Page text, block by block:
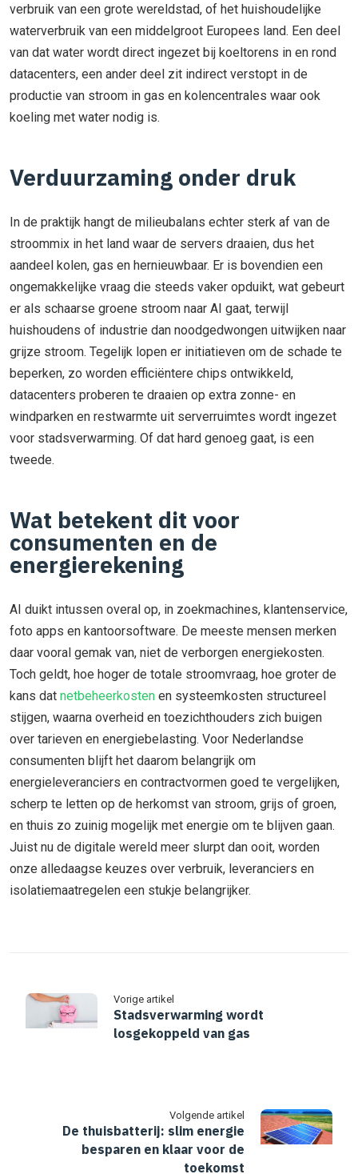
verbruik van een grote wereldstad, of het huishoudelijke
waterverbruik van een middelgroot Europees land. Een deel
van dat water wordt direct ingezet bij koeltorens in en rond
datacenters, een ander deel zit indirect verstopt in de
productie van stroom in gas en kolencentrales waar ook
koeling met water nodig is.
Verduurzaming onder druk
In de praktijk hangt de milieubalans echter sterk af van de
stroommix in het land waar de servers draaien, dus het
aandeel kolen, gas en hernieuwbaar. Er is bovendien een
ongemakkelijke vraag die steeds vaker opduikt, wat gebeurt
er als schaarse groene stroom naar AI gaat, terwijl
huishoudens of industrie dan noodgedwongen uitwijken naar
grijze stroom. Tegelijk lopen er initiatieven om de schade te
beperken, zo worden efficiëntere chips ontwikkeld,
datacenters proberen te draaien op extra zonne- en
windparken en restwarmte uit serverruimtes wordt ingezet
voor stadsverwarming. Of dat hard genoeg gaat, is een
tweede.
Wat betekent dit voor
consumenten en de
energierekening
AI duikt intussen overal op, in zoekmachines, klantenservice,
foto apps en kantoorsoftware. De meeste mensen merken
daar vooral gemak van, niet de verborgen energiekosten.
Toch geldt, hoe hoger de totale stroomvraag, hoe groter de
kans dat netbeheerkosten en systeemkosten structureel
stijgen, waarna overheid en toezichthouders zich buigen
over tarieven en energiebelasting. Voor Nederlandse
consumenten blijft het daarom belangrijk om
energieleveranciers en contractvormen goed te vergelijken,
scherp te letten op de herkomst van stroom, grijs of groen,
en thuis zo zuinig mogelijk met energie om te blijven gaan.
Juist nu de digitale wereld meer slurpt dan ooit, worden
onze alledaagse keuzes over verbruik, leveranciers en
isolatiemaatregelen een stukje belangrijker.
Vorige artikel
Stadsverwarming wordt
losgekoppeld van gas
Volgende artikel
De thuisbatterij: slim energie
besparen en klaar voor de
toekomst